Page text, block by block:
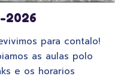
2026
para contalo!
as aulas polo
e os horarios